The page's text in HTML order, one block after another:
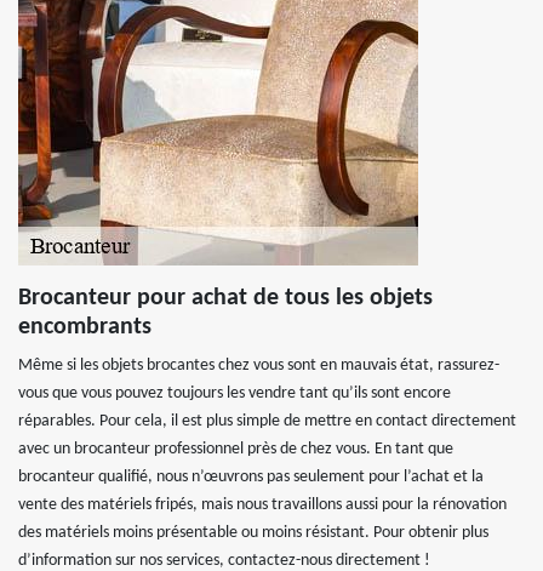
Brocanteur pour achat de tous les objets
encombrants
Même si les objets brocantes chez vous sont en mauvais état, rassurez-
vous que vous pouvez toujours les vendre tant qu’ils sont encore
réparables. Pour cela, il est plus simple de mettre en contact directement
avec un brocanteur professionnel près de chez vous. En tant que
brocanteur qualifié, nous n’œuvrons pas seulement pour l’achat et la
vente des matériels fripés, mais nous travaillons aussi pour la rénovation
des matériels moins présentable ou moins résistant. Pour obtenir plus
d’information sur nos services, contactez-nous directement !